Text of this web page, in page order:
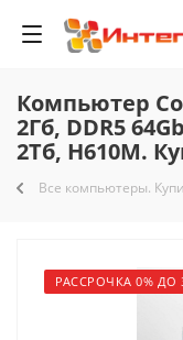
Компьютер
2Гб, DDR5
2Тб, H610M.
Все компьютеры.
РАССРОЧКА 0% ДО